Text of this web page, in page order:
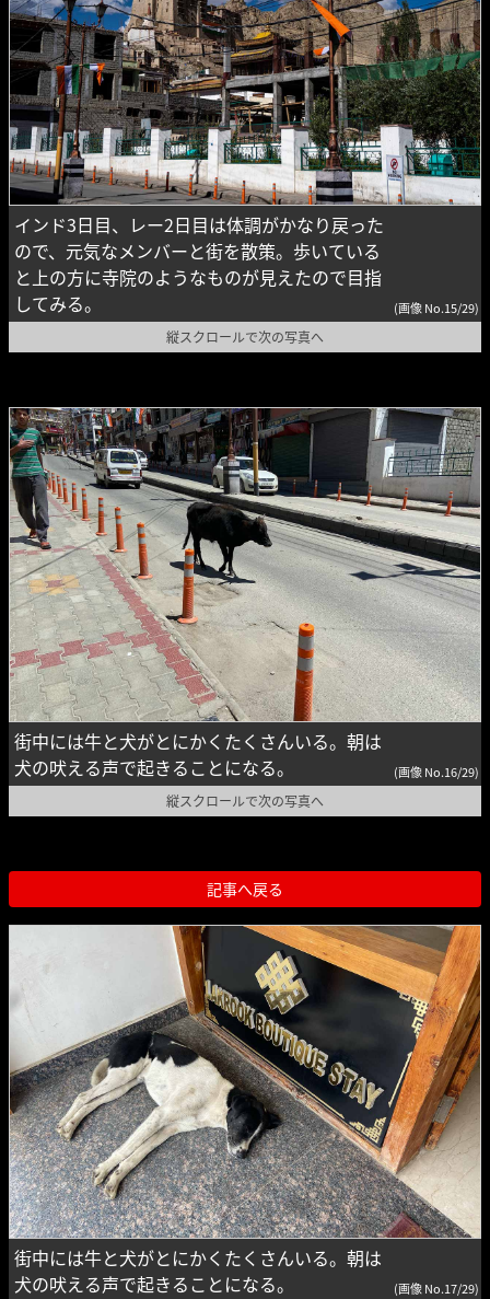
インド3日目、レー2日目は体調がかなり戻った
ので、元気なメンバーと街を散策。歩いている
と上の方に寺院のようなものが見えたので目指
してみる。
(画像 No.15/29)
縦スクロールで次の写真へ
街中には牛と犬がとにかくたくさんいる。朝は
犬の吠える声で起きることになる。
(画像 No.16/29)
縦スクロールで次の写真へ
記事へ戻る
街中には牛と犬がとにかくたくさんいる。朝は
犬の吠える声で起きることになる。
(画像 No.17/29)